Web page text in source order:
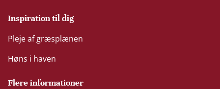
Inspiration til dig
Pleje af græsplænen
Høns i haven
Flere informationer